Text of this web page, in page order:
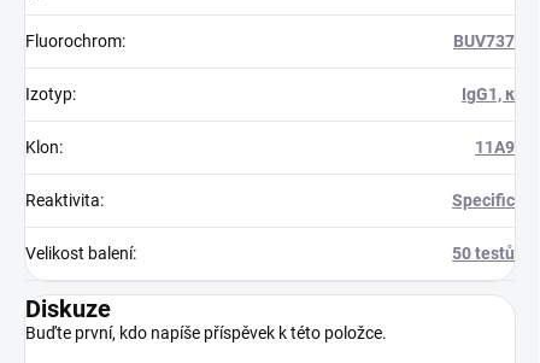
Fluorochrom: BUV737
Izotyp: IgG1, κ
Klon: 11A9
Reaktivita: Specific
Velikost balení: 50 testů
Diskuze
Buďte první, kdo napíše příspěvek k této položce.